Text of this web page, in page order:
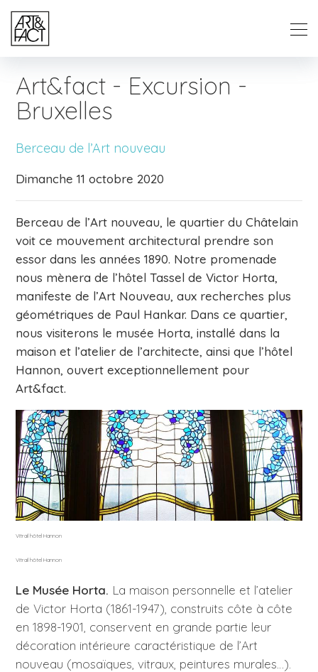
Art&fact - Excursion -
Bruxelles
Berceau de l’Art nouveau
Dimanche 11 octobre 2020
Berceau de l’Art nouveau, le quartier du Châtelain
voit ce mouvement architectural prendre son
essor dans les années 1890. Notre promenade
nous mènera de l’hôtel Tassel de Victor Horta,
manifeste de l’Art Nouveau, aux recherches plus
géométriques de Paul Hankar. Dans ce quartier,
nous visiterons le musée Horta, installé dans la
maison et l’atelier de l’architecte, ainsi que l’hôtel
Hannon, ouvert exceptionnellement pour
Art&fact.
Vitrail hôtel Hannon
Vitrail hôtel Hannon
Le Musée Horta. La maison personnelle et l’atelier
de Victor Horta (1861-1947), construits côte à côte
en 1898-1901, conservent en grande partie leur
décoration intérieure caractéristique de l’Art
nouveau (mosaïques, vitraux, peintures murales…).